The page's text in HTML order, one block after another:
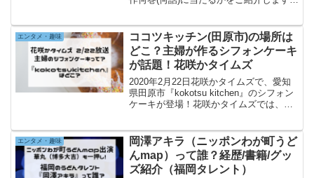
絵手紙の真相には触れず（ネタバレな
し）で軽くあらす...
エンタメ・趣味
ココツキッチン(田原市)の場所は
どこ？主婦が作るシフォンケーキ
が話題！花咲かタイムズ
2020年2月22日花咲かタイムズで、愛知
県田原市『kokotsu kitchen』のシフォン
ケーキが登場！花咲かタイムズでは、口
キッチン』の場所、アクセス、人気メニ
ュ...
エンタメ・趣味
岡澤アキラ（ニッポンわが町うど
んmap）って誰？経歴/書籍/グッ
ズ紹介（福岡タレント）